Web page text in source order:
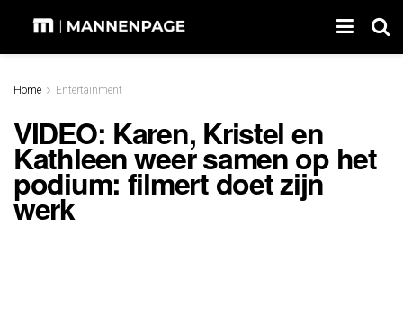
Home Entertainment
VIDEO: Karen, Kristel en
Kathleen weer samen op het
podium: filmert doet zijn
werk